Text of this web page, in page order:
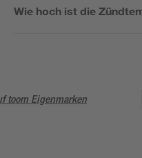
Wie hoch ist die
toom Eigenmarken